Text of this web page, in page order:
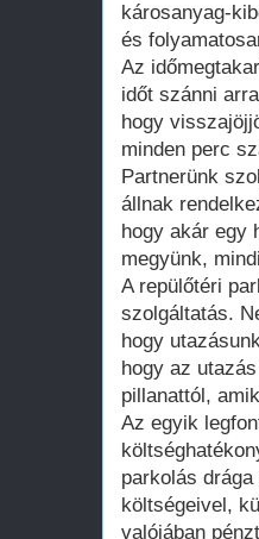
károsanyag-
és
Az
időt szánni
hogy
minden perc
Partnerünk
állnak
hogy akár egy
megyünk,
A repülőtéri
szolgáltatás.
hogy
hogy az
pillanattól,
Az egyik
parkolás
költségeivel,
valójában